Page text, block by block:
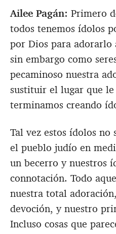
Ailee Pagán: Primero
todos tenemos ídolos
por Dios para
sin embargo como
pecaminoso nuestra
sustituir el lugar que
terminamos creando
Tal vez estos ídolos no
el pueblo judío en
un becerro y nuestros
connotación. Todo
nuestra total
devoción, y nuestro
Incluso cosas que